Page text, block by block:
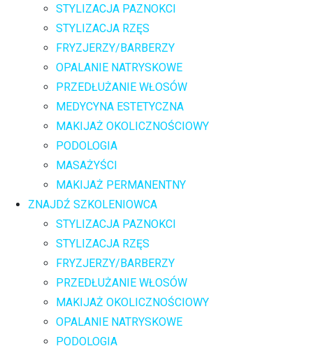
STYLIZACJA PAZNOKCI
STYLIZACJA RZĘS
FRYZJERZY/BARBERZY
OPALANIE NATRYSKOWE
PRZEDŁUŻANIE WŁOSÓW
MEDYCYNA ESTETYCZNA
MAKIJAŻ OKOLICZNOŚCIOWY
PODOLOGIA
MASAŻYŚCI
MAKIJAŻ PERMANENTNY
ZNAJDŹ SZKOLENIOWCA
STYLIZACJA PAZNOKCI
STYLIZACJA RZĘS
FRYZJERZY/BARBERZY
PRZEDŁUŻANIE WŁOSÓW
MAKIJAŻ OKOLICZNOŚCIOWY
OPALANIE NATRYSKOWE
PODOLOGIA